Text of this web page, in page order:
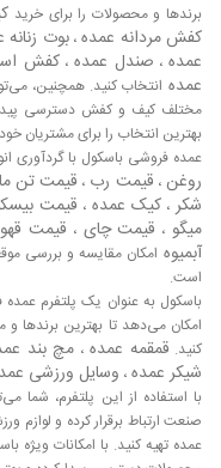
رزین
بیشترین میزان قالب
اپوکسی می‌باشد که از
ایران بوده و دارای
خارجی به داخل سازه
موجود در بازار ایران
بازار کشور به فروش
پرکاربردترین رزین‌ها
دارای استحکام بالا و
و رنگ سازی‌ها مورد
پایه اپوکسی هم
توسط رزین اپوکسی
پایه سیمانی که اغلب از
می‌کنند، یک رزین
برندها و محصولات را برای خرید
کفش مردانه عمده ،بوت
عمده، صندل عمده ،کفش
عمده انتخاب کنید. همچنین،
مختلف کیف و کفش دسترسی پیدا
بهترین انتخاب را برای مشتریان
عمده فروشی باسکول با گردآوری
روغن، قیمت رب ، قیمت تن
شکر ، کیک عمده ، قیمت
میگو ، قیمت چای، قیمت
آبمیوه امکان مقایسه و بررسی
است.
باسکول به عنوان یک پلتفرم
امکان می‌دهد تا بهترین برندها
کنید. قمقمه عمده، مچ بند
شیکر عمده، وسایل ورزشی
با استفاده از این پلتفرم، شما
صنعت ارتباط برقرار کرده و لوازم
عمده تهیه کنید. با امکانات ویژه